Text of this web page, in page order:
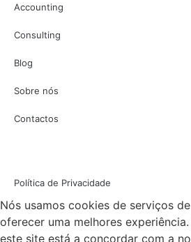
Accounting
Consulting
Blog
Sobre nós
Contactos
Política de Privacidade
Nós usamos cookies de serviços
oferecer uma melhores
este site está a concordar com a